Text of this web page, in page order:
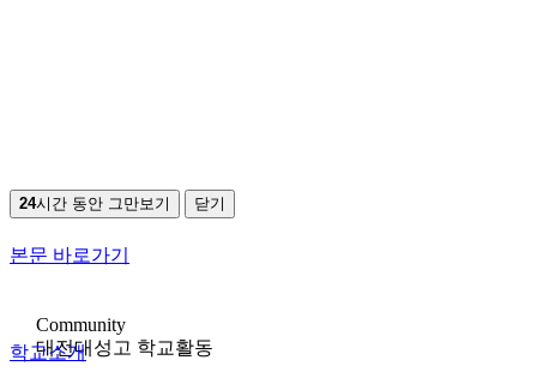
24시간 동안 그만보기 닫기
본문 바로가기
학교소개
Community
대전대성고 학교활동